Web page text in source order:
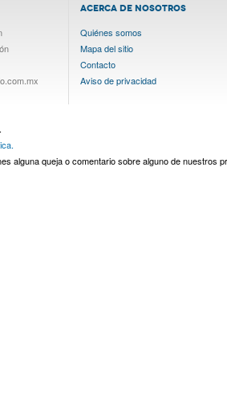
ACERCA DE NOSOTROS
Quiénes somos
Mapa del sitio
Contacto
Aviso de privacidad
.
alguna queja o comentario sobre alguno de nuestros